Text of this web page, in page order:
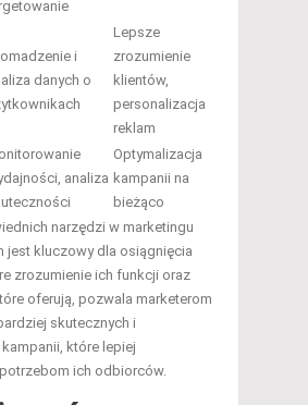
i
danych o
Lepsze
zrozumienie
klientów,
personalizacja
reklam
analiza
Optymalizacja
kampanii na
bieżąco
narzędzi w marketingu
jest kluczowy dla osiągnięcia
zrozumienie ich funkcji oraz
oferują, pozwala marketerom
skutecznych i
które lepiej
ich odbiorców.